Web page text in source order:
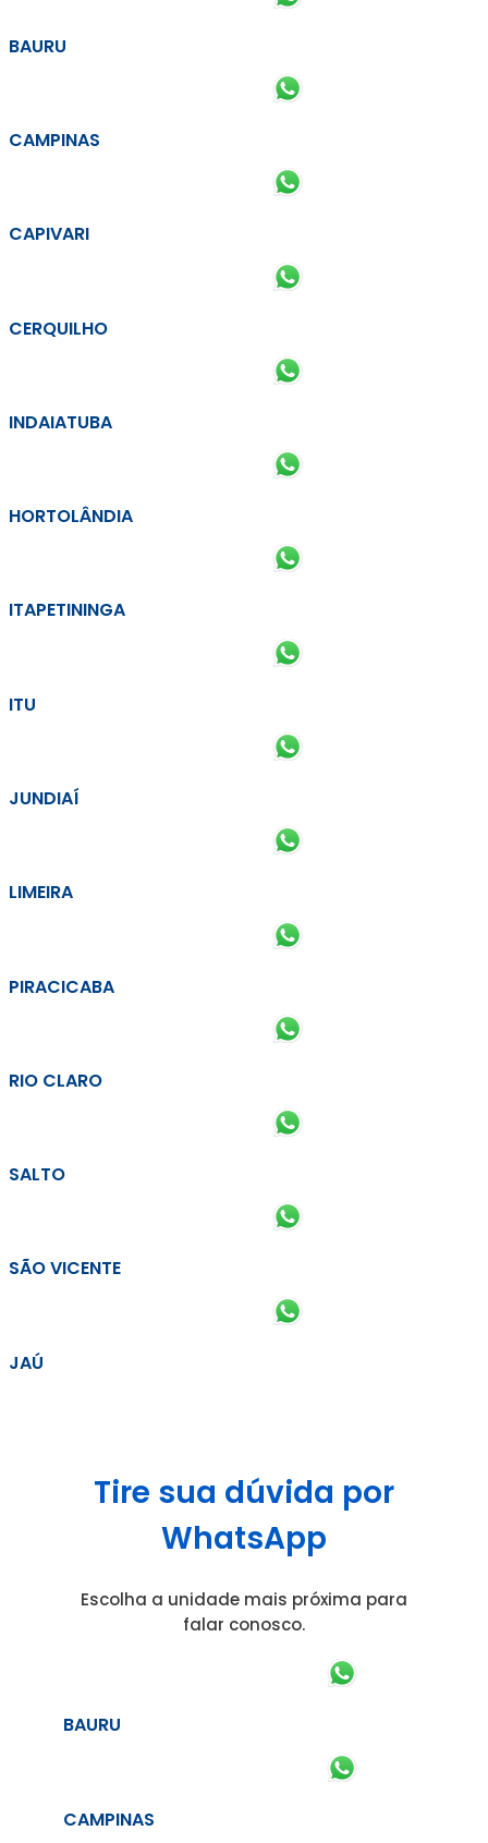
BAURU
CAMPINAS
CAPIVARI
CERQUILHO
INDAIATUBA
HORTOLÂNDIA
ITAPETININGA
ITU
JUNDIAÍ
LIMEIRA
PIRACICABA
RIO CLARO
SALTO
SÃO VICENTE
JAÚ
Tire sua dúvida por
WhatsApp
Escolha a unidade mais próxima para
falar conosco.
BAURU
CAMPINAS